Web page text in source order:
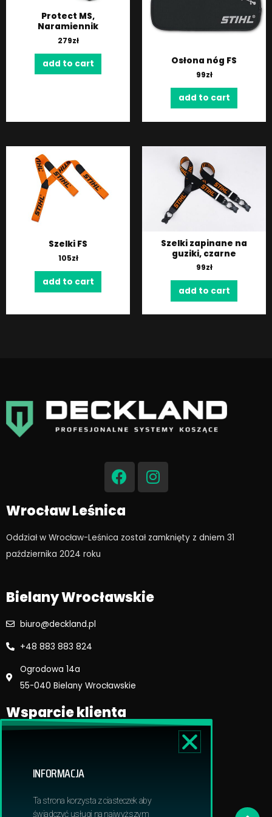
Protect MS,
Naramiennik
279zł
add to cart Osłona nóg FS
99zł
add to cart
Szelki FS
105zł
add to cart
Szelki zapinane na
guziki, czarne
99zł
add to cart
F
a
c
e
b
o
o
I
n
s
g
r
Wrocław Leśnica
Oddział w Wrocław-Leśnica został zamknięty z dniem 31
października 2024 roku​
Bielany Wrocławskie
biuro@deckland.pl
+48 883 883 824
Ogrodowa 14a
55-040 Bielany Wrocławskie
Wsparcie klienta
Dostawa i płatność
Obowiązek informacyjny RODO
INFORMACJA
Ta strona korzysta z ciasteczek aby
świadczyć usługi na najwyższym